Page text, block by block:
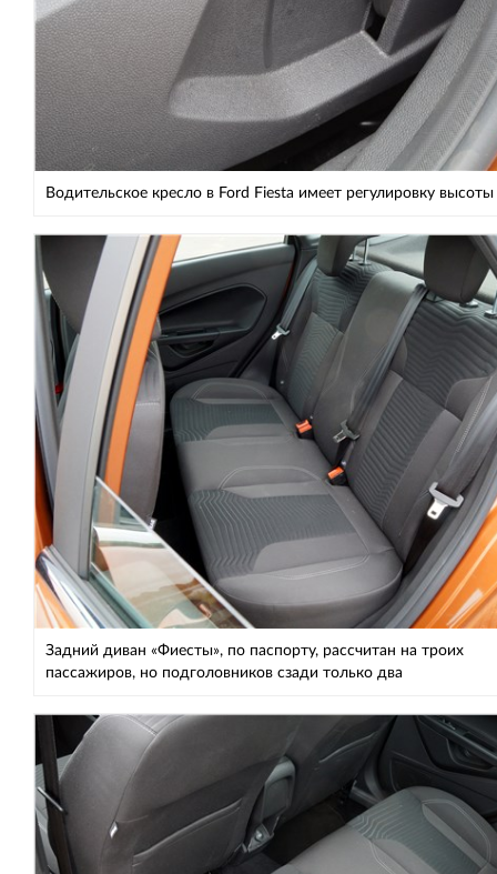
Водительское кресло в Ford Fiesta имеет регулировку высоты
Задний диван «Фиесты», по паспорту, рассчитан на троих
пассажиров, но подголовников сзади только два